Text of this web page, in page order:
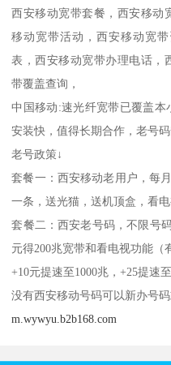
西安移动宽带套餐，西安移动
移动宽带活动，西安移动宽
表，西安移动宽带办理电话，
带覆盖查询，
中国移动:速光纤宽带已覆盖本
安装快，值得长期合作，老号
老号政策↓
套餐一：西安移动老用户，每
一条，送光猫，送机顶盒，看电
套餐二：西安老号码，不限号
元得200兆宽带和看电视功能（
+10元提速至1000兆，+25提速
没有西安移动号码可以新办号
m.wywyu.b2b168.com